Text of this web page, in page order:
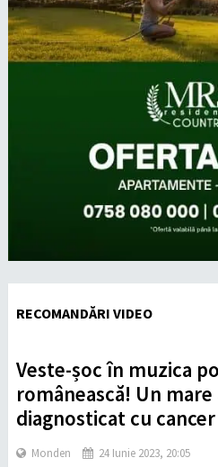
RECOMANDĂRI VIDEO
Veste-șoc în muzica
românească! Un
diagnosticat cu cancer
Monden 24 Iunie 2023, 20:05